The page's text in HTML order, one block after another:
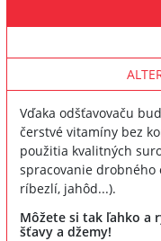
Vďaka odšťavovaču
čerstvé vitamíny bez
použitia kvalitných
spracovanie drobného
ríbezlí, jahôd...).
Môžete si tak ľahko a
šťavy a džemy!